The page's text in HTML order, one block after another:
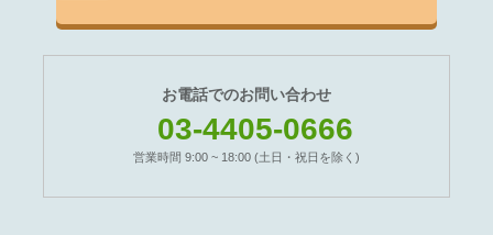
お電話でのお問い合わせ
03-4405-0666
営業時間 9:00 ~ 18:00 (土日・祝日を除く)